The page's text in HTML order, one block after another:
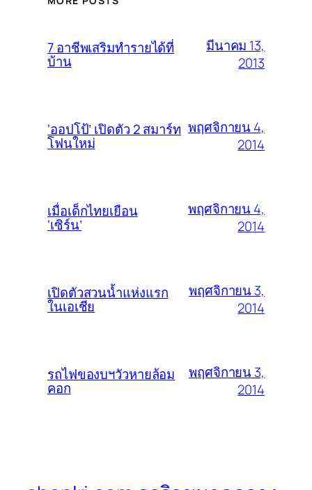
7 อาชีพเสริมทำรายได้ที่
บ้าน
มีนาคม 13,
2013
‘ออปโป้’ เปิดตัว 2 สมาร์ท
โฟนใหม่
พฤศจิกายน 4,
2014
เมื่อเด็กไทยเยือน
‘เซิร์น’
พฤศจิกายน 4,
2014
เปิดตัวสวนน้ำแห่งแรก
ในเอเชีย
พฤศจิกายน 3,
2014
รถไฟของบฯวัวหายล้อม
คอก
พฤศจิกายน 3,
2014